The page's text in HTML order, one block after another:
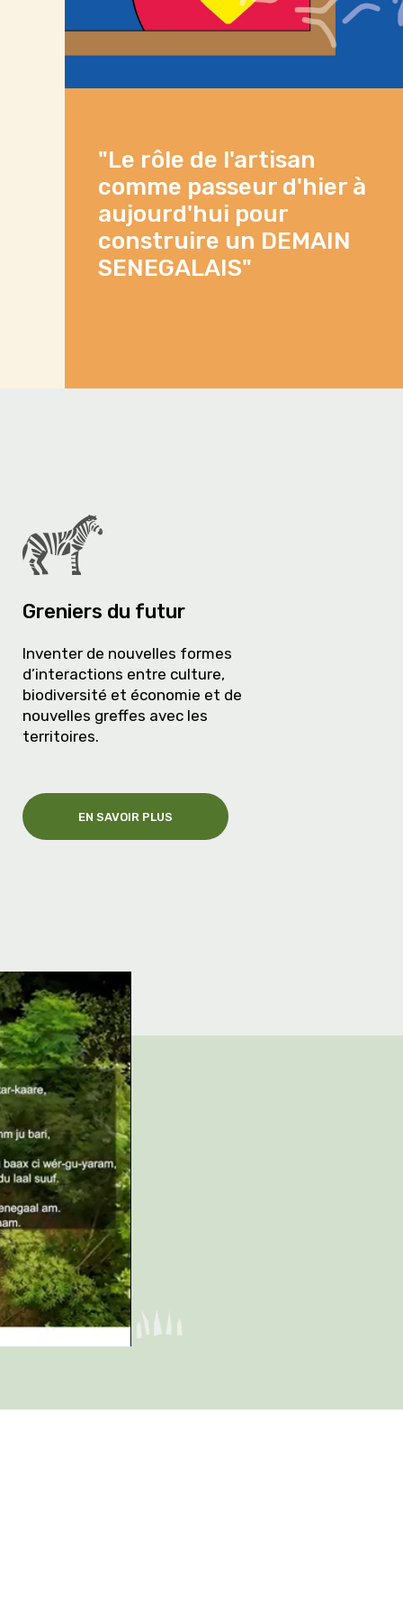
"Le rôle de l'artisan
comme passeur d'hier à
aujourd'hui pour
construire un DEMAIN
SENEGALAIS"
Greniers du futur
Inventer de nouvelles formes
d’interactions entre culture,
biodiversité et économie et de
nouvelles greffes avec les
territoires.
EN SAVOIR PLUS